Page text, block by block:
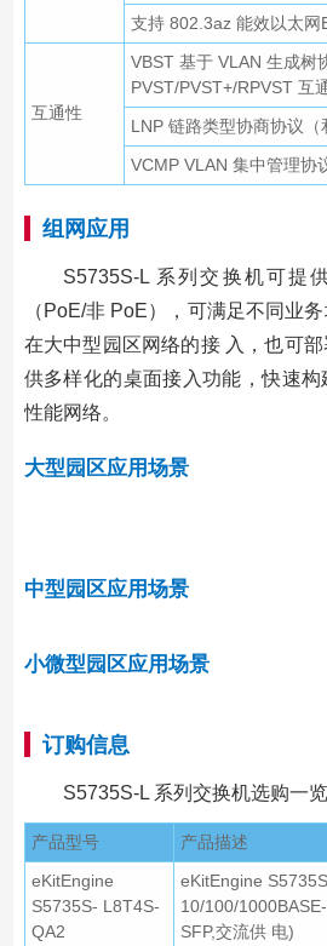
支持 802.3az 能效以太网
互通性
VBST 基于 VLAN 生成树
PVST/PVST+/RPVST 互通
LNP 链路类型协商协议（
VCMP VLAN 集中管理协
组网应用
S5735S-L 系列交换机可提
（PoE/非 PoE），可满足不同业
在大中型园区网络的接 入，也可
供多样化的桌面接入功能，快速
性能网络。
大型园区应用场景
中型园区应用场景
小微型园区应用场景
订购信息
S5735S-L 系列交换机选购一览
产品型号
产品描述
eKitEngine
S5735S- L8T4S-
QA2
eKitEngine
10/100/
SFP,交流供 电)